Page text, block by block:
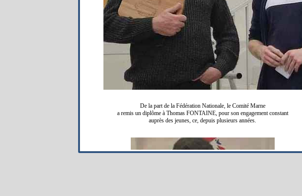
De la part de la Fédération Nationale, le Comité Marne
a remis un diplôme à Thomas FONTAINE, pour son engagement constant
auprès des jeunes, ce, depuis plusieurs années.